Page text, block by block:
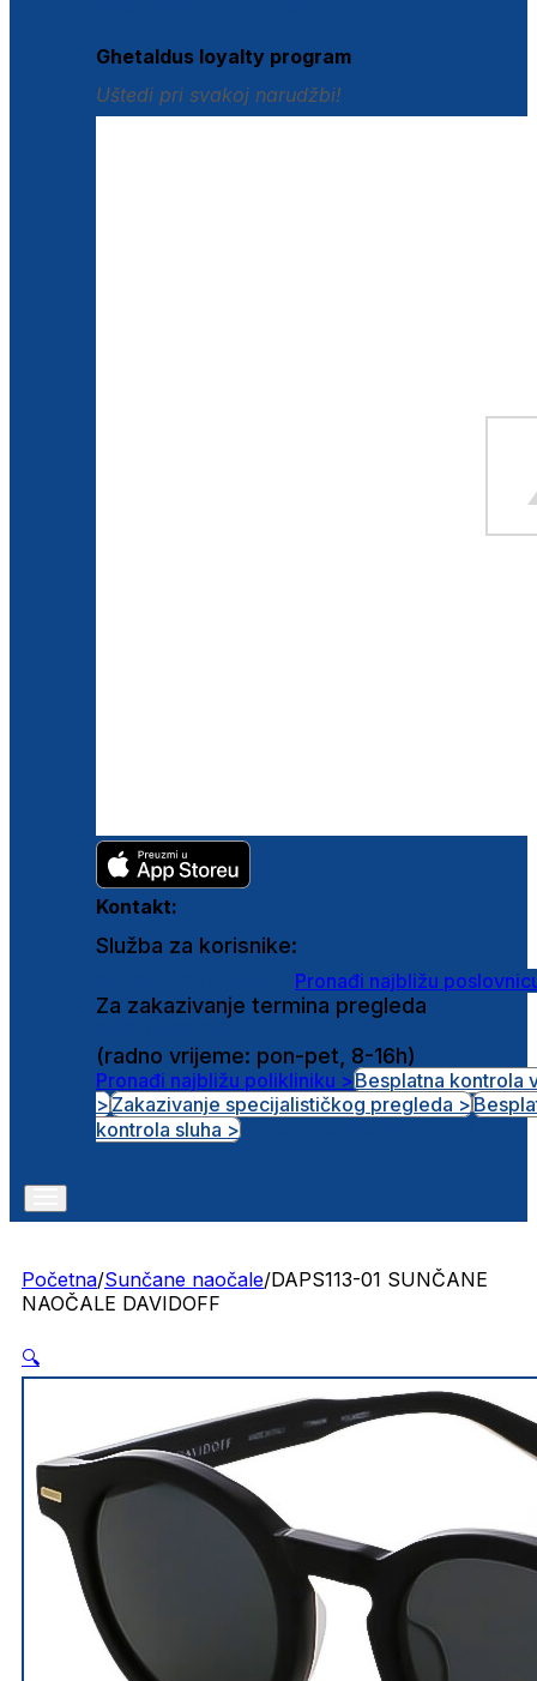
Ghetaldus loyalty program
Uštedi pri svakoj narudžbi!
Kontakt:
Služba za korisnike:
Pronađi najbližu
Za zakazivanje termina pregleda
(radno vrijeme: pon-pet, 8-16h)
Pronađi najbližu polikliniku >Besplatna kontrola
>Zakazivanje specijalističkog pregleda >
kontrola sluha >
Početna/Sunčane naočale/DAPS113-01 SUNČANE
NAOČALE DAVIDOFF
🔍